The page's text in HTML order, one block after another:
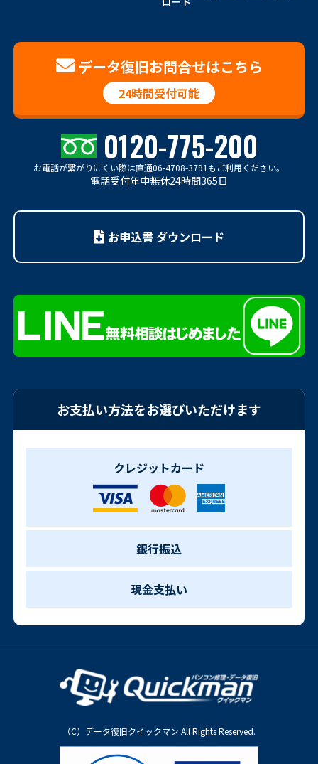
データ復旧お問合せはこちら
24時間受付可能
0120-775-200
お電話が繋がりにくい際は直通06-4708-3791もご利用ください。
電話受付年中無休24時間365日
お申込書 ダウンロード
お支払い方法をお選びいただけます
クレジットカード
銀行振込
現金支払い
（C）データ復旧クイックマン All Rights Reserved.